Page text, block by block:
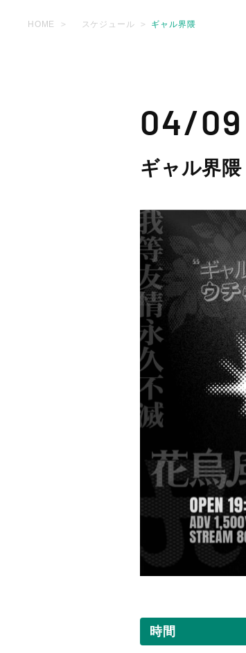
HOME スケジュール ギャル界隈
04/09
ギャル界隈
時間